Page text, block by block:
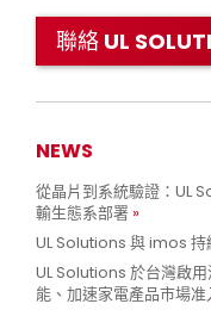
聯絡 UL
NEWS
從晶片到系統驗證：UL
輸生態系部署
UL Solutions 與 imos
UL Solutions 於台灣啟
能、加速家電產品市場准